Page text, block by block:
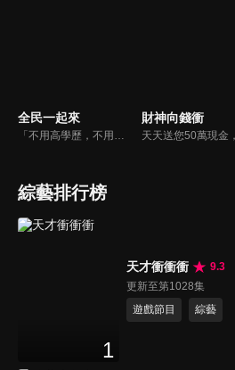
全民一起來
「不用高學歷，不用會答題，全民一起來，獎金拿不完！」《全民一起來》是一檔結合手機遊戲的大型現場直播益智節目，「記憶、觀察、反應、平衡、敏捷...」，多道關卡考驗挑戰者的多元智能及體能，見證藝人明星各項不可思議的挑戰。
財神向錢衝
綜藝排行榜
1
天才衝衝衝
9.3
更新至第1028集
遊戲節目
綜藝